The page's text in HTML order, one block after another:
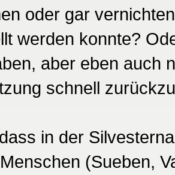
oder gar
werden konnte?
aber eben auch
schnell
in der
(Sueben,